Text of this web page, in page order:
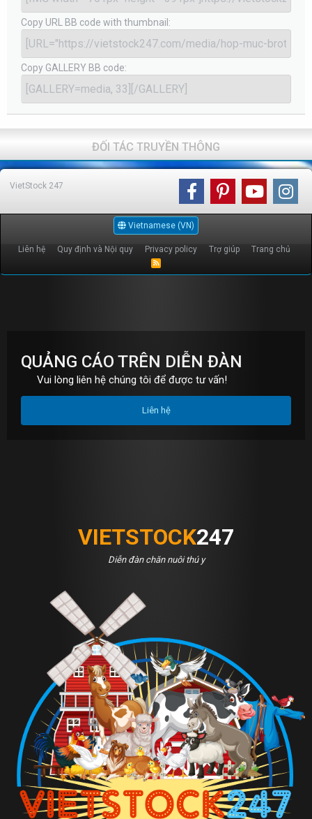
Copy URL BB code with thumbnail
Copy GALLERY BB code
ĐỐI TÁC TRUYỀN THÔNG
VietStock 247
Vietnamese (VN)
Liên hệ Quy định và Nội quy Privacy policy Trợ giúp Trang chủ
R
QUẢNG CÁO TRÊN DIỄN ĐÀN
Vui lòng liên hệ chúng tôi để được tư vấn!
Liên hệ
VIETSTOCK247
Diễn đàn chăn nuôi thú y